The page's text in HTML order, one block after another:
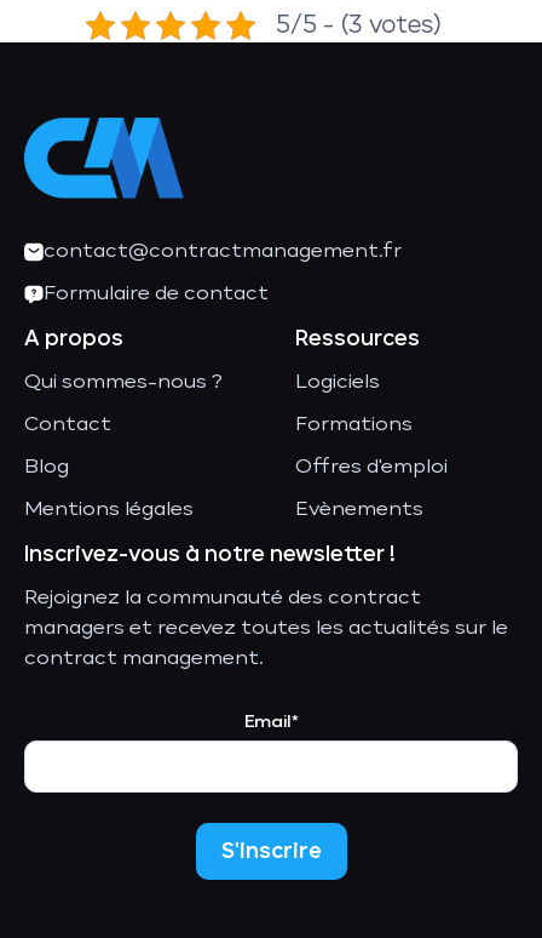
5/5 - (3 votes)
contact@contractmanagement.fr
Formulaire de contact
A propos
Qui sommes-nous ?
Contact
Blog
Mentions légales
Ressources
Logiciels
Formations
Offres d'emploi
Evènements
Inscrivez-vous à notre newsletter !
Rejoignez la communauté des contract
managers et recevez toutes les actualités sur le
contract management.
Email*